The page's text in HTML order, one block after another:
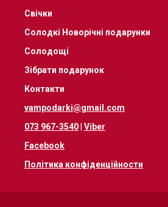
Свічки
Солодкі Новорічні подарунки
Солодощі
Зібрати подарунок
Контакти
vampodarki@gmail.com
073 967-3540 Viber
Facebook
Політика конфіденційности